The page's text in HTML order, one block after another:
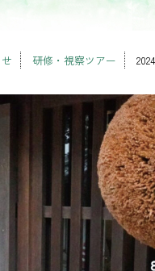
研修・視察ツアー